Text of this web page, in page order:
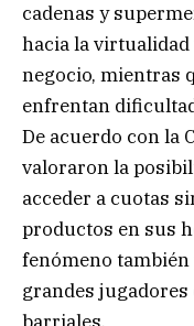
cadenas y
hacia la
negocio, mientras
enfrentan
De acuerdo con la
valoraron la
acceder a cuotas
productos en sus
fenómeno
grandes